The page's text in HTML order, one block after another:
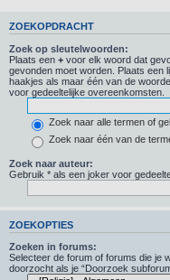
ZOEKOPDRACHT
Zoek op sleutelwoorden:
Plaats een + voor elk woord dat
gevonden moet worden. Plaats een
haakjes als maar één van de
voor gedeeltelijke overeenkomsten.
Zoek naar alle termen of
Zoek naar één van de
Zoek naar auteur:
Gebruik * als een joker voor
ZOEKOPTIES
Zoeken in forums:
Selecteer de forum of forums die je
doorzocht als je “Doorzoek